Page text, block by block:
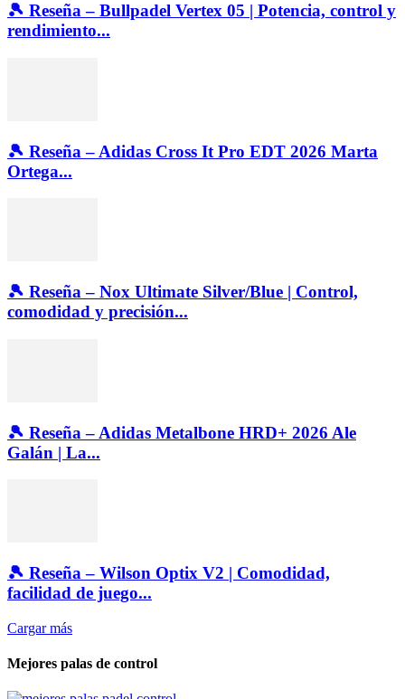
🎾 Reseña – Bullpadel Vertex 05 | Potencia, control y
rendimiento...
🎾 Reseña – Adidas Cross It Pro EDT 2026 Marta
Ortega...
🎾 Reseña – Nox Ultimate Silver/Blue | Control,
comodidad y precisión...
🎾 Reseña – Adidas Metalbone HRD+ 2026 Ale
Galán | La...
🎾 Reseña – Wilson Optix V2 | Comodidad,
facilidad de juego...
Cargar más
Mejores palas de control